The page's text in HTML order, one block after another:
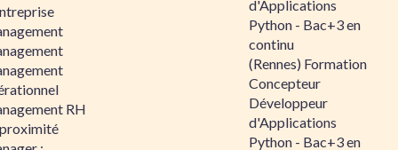
RH
d'Applications
Python - Bac+3 en
continu
(Rennes) Formation
Concepteur
Développeur
d'Applications
Python - Bac+3 en